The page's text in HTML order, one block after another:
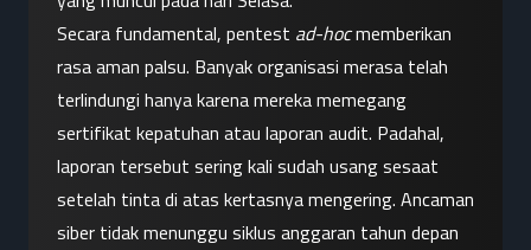
Secara fundamental, pentest ad-hoc memberikan
rasa aman palsu. Banyak organisasi merasa telah
terlindungi hanya karena mereka memegang
sertifikat kepatuhan atau laporan audit. Padahal,
laporan tersebut sering kali sudah usang sesaat
setelah tinta di atas kertasnya mengering. Ancaman
siber tidak menunggu siklus anggaran tahun depan